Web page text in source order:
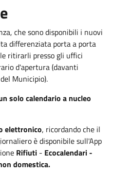
che sono disponibili i nuovi
differenziata porta a porta
ritirarli presso gli uffici
d'apertura (davanti
Municipio).
solo calendario a nucleo
elettronico, ricordando che il
è disponibile sull'App
Rifiuti - Ecocalendari -
domestica.